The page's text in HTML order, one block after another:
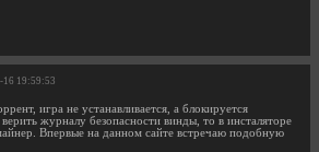
16 19:59:53
игра не устанавливается, а блокируется
журналу безопасности винды, то в инсталяторе
Впервые на данном сайте встречаю подобную